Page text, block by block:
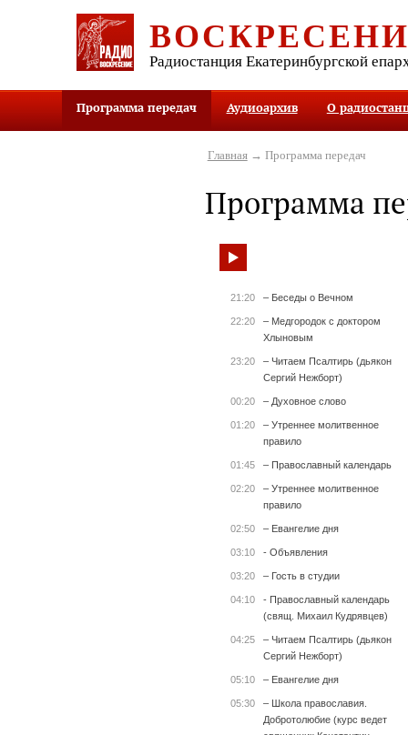
Радиостанция Екатеринбургской
Программа передач Аудиоархив О
Главная→ Программа передач
Программа
21:20 – Беседы о Вечном
22:20
– Медгородок с доктором
Хлыновым
23:20
– Читаем Псалтирь (дьякон
Сергий Нежборт)
00:20 – Духовное слово
01:20
– Утреннее молитвенное
правило
01:45 – Православный календарь
02:20
– Утреннее молитвенное
правило
02:50 – Евангелие дня
03:10 - Объявления
03:20 – Гость в студии
04:10
- Православный календарь
(свящ. Михаил Кудрявцев)
04:25
– Читаем Псалтирь (дьякон
Сергий Нежборт)
05:10 – Евангелие дня
05:30
– Школа православия.
Добротолюбие (курс ведет